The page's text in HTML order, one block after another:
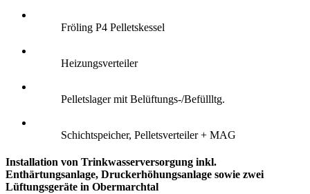
Fröling P4 Pelletskessel
Heizungsverteiler
Pelletslager mit Belüftungs-/Befüllltg.
Schichtspeicher, Pelletsverteiler + MAG
Installation von Trinkwasserversorgung inkl.
Enthärtungsanlage, Druckerhöhungsanlage sowie zwei
Lüftungsgeräte in Obermarchtal